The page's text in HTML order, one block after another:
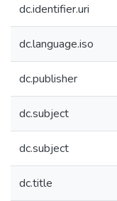
dc.identifier.uri
dc.language.iso
dc.publisher
dc.subject
dc.subject
dc.title